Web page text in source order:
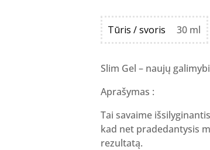
was:
24.00 €.
is:
Tūris / svoris 30 ml
Slim Gel – naujų
Aprašymas :
Tai savaime
kad net pradedantysis
rezultatą.